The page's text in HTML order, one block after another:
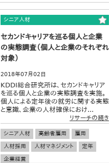
シニア人材
セカンドキャリアを巡る個人と企業
の実態調査（個人と企業のそれぞれ
対象）
2018年07月02日
KDDI総合研究所は、セカンドキャリア
を巡る個人と企業の実態調査を実施。
個人による定年後の就労に関する実態
と意識、企業の人材確保におけ...
リサーチの続き
シニア人材 高齢者雇用
雇用
人材採用
人材マネジメント
定年
企業経営